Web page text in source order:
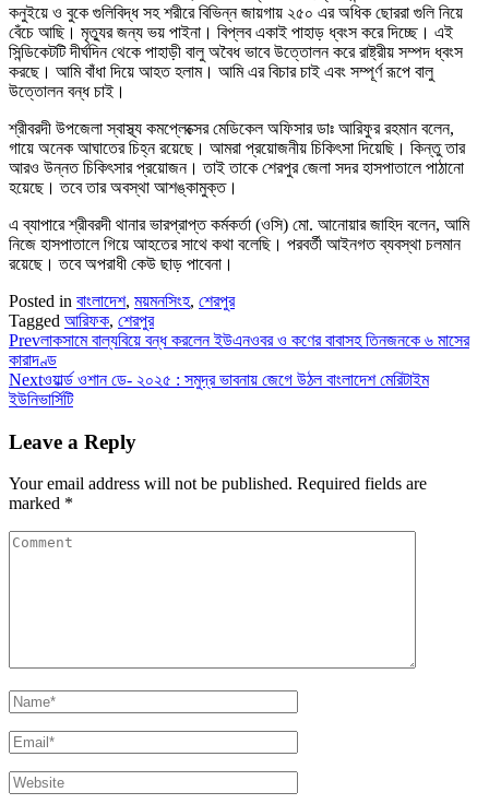
কনুইয়ে ও বুকে গুলিবিদ্ধ সহ শরীরে বিভিন্ন জায়গায় ২৫০ এর অধিক ছোররা গুলি নিয়ে
বেঁচে আছি। মৃত্যুর জন্য ভয় পাইনা। বিপ্লব একাই পাহাড় ধ্বংস করে দিচ্ছে। এই
সিন্ডিকেটটি দীর্ঘদিন থেকে পাহাড়ী বালু অবৈধ ভাবে উত্তোলন করে রাষ্ট্রীয় সম্পদ ধ্বংস
করছে। আমি বাঁধা দিয়ে আহত হলাম। আমি এর বিচার চাই এবং সম্পূর্ণ রূপে বালু
উত্তোলন বন্ধ চাই।
শ্রীবরদী উপজেলা স্বাস্থ্য কমপ্লেক্সের মেডিকেল অফিসার ডাঃ আরিফুর রহমান বলেন,
গায়ে অনেক আঘাতের চিহ্ন রয়েছে। আমরা প্রয়োজনীয় চিকিৎসা দিয়েছি। কিন্তু তার
আরও উন্নত চিকিৎসার প্রয়োজন। তাই তাকে শেরপুর জেলা সদর হাসপাতালে পাঠানো
হয়েছে। তবে তার অবস্থা আশঙ্কামুক্ত।
এ ব্যাপারে শ্রীবরদী থানার ভারপ্রাপ্ত কর্মকর্তা (ওসি) মো. আনোয়ার জাহিদ বলেন, আমি
নিজে হাসপাতালে গিয়ে আহতের সাথে কথা বলেছি। পরবর্তী আইনগত ব্যবস্থা চলমান
রয়েছে। তবে অপরাধী কেউ ছাড় পাবেনা।
Posted in বাংলাদেশ, ময়মনসিংহ, শেরপুর
Tagged আরিফক, শেরপুর
Prevলাকসামে বাল্যবিয়ে বন্ধ করলেন ইউএনওবর ও কণের বাবাসহ তিনজনকে ৬ মাসের
কারাদণ্ড
Nextওয়ার্ল্ড ওশান ডে- ২০২৫ : সমুদ্র ভাবনায় জেগে উঠল বাংলাদেশ মেরিটাইম
ইউনিভার্সিটি
Leave a Reply
Your email address will not be published. Required fields are
marked *